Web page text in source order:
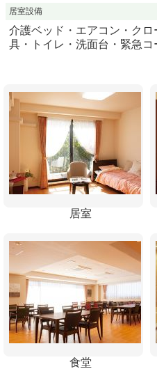
居室設備
介護ベッド・エアコン・ク
具・トイレ・洗面台・緊急コ
居室
食堂